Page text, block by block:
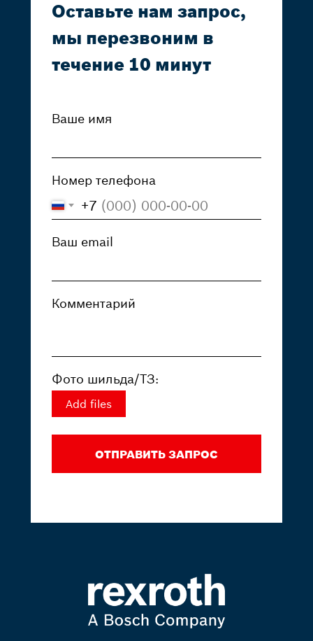
Оставьте нам запрос,
мы перезвоним в
течение 10 минут
Ваше имя
Номер телефона
+7
Ваш email
Комментарий
Фото шильда/ТЗ:
Add files
ОТПРАВИТЬ ЗАПРОС
ДОМИНАНТА»